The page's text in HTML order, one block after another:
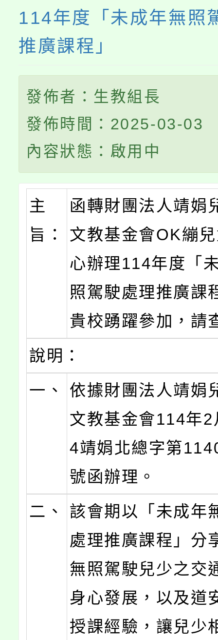
114年度「未成年無照
推廣課程」
發佈者：生教組長
發佈時間：2025-03-03
內容狀態：啟用中
主
旨：
函轉財團法人靖娟
文教基金會OK繃
心辦理114年度「
照駕駛處理推廣課
貴校踴躍參加，請
說明：
一、
依據財團法人靖娟
文教基金會114年
4靖娟北總字第
號函辦理。
二、
該會期以「未成年
處理推廣課程」分
無照駕駛兒少之交
身心發展，以及道
授課經驗，讓兒少